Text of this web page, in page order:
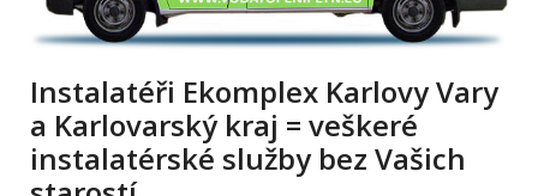
Instalatéři Ekomplex Karlovy Vary
a Karlovarský kraj = veškeré
instalatérské služby bez Vašich